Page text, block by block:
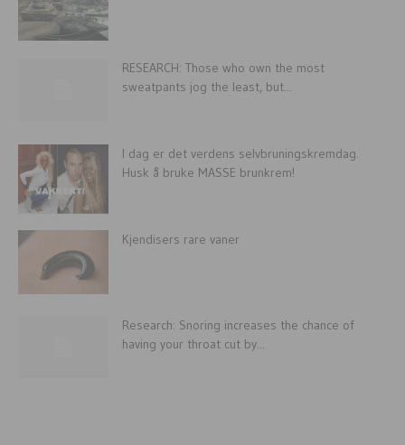
RESEARCH: Those who own the most
sweatpants jog the least, but...
I dag er det verdens selvbruningskremdag.
Husk å bruke MASSE brunkrem!
Kjendisers rare vaner
Research: Snoring increases the chance of
having your throat cut by...